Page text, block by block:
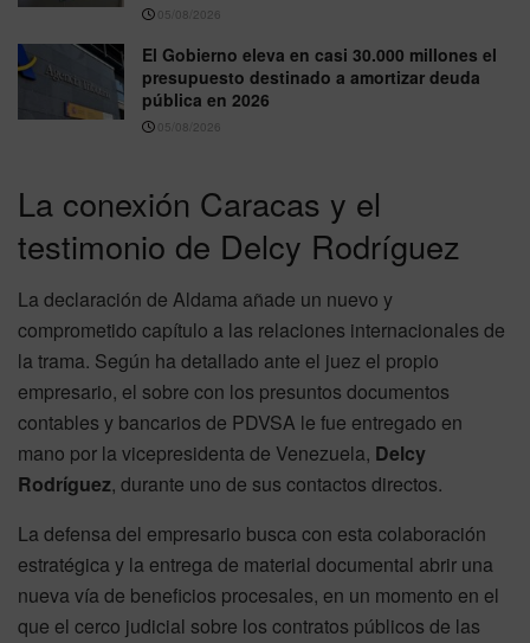
05/08/2026
El Gobierno eleva en casi 30.000 millones el
presupuesto destinado a amortizar deuda
pública en 2026
05/08/2026
La conexión Caracas y el
testimonio de Delcy Rodríguez
La declaración de Aldama añade un nuevo y
comprometido capítulo a las relaciones internacionales de
la trama. Según ha detallado ante el juez el propio
empresario, el sobre con los presuntos documentos
contables y bancarios de PDVSA le fue entregado en
mano por la vicepresidenta de Venezuela, Delcy
Rodríguez, durante uno de sus contactos directos.
La defensa del empresario busca con esta colaboración
estratégica y la entrega de material documental abrir una
nueva vía de beneficios procesales, en un momento en el
que el cerco judicial sobre los contratos públicos de las